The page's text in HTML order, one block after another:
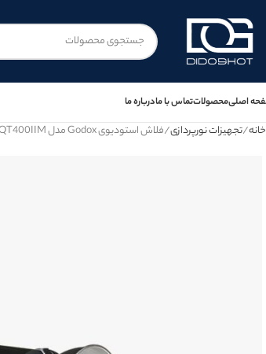
اصلیمحصولاتتماس با مادرباره ما
خانه تجهیزات نورپردازی فلاش استودیوی Godox مدل QT400IIM